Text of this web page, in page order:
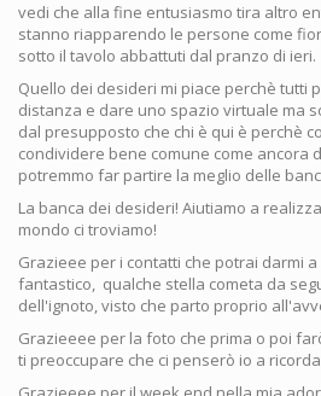
vedi che alla fine entusiasmo tira altro
stanno riapparendo le persone come
sotto il tavolo abbattuti dal pranzo di ieri.
Quello dei desideri mi piace perchè tutti
distanza e dare uno spazio virtuale ma
dal presupposto che chi è qui è perchè
condividere bene comune come ancora
potremmo far partire la meglio delle
La banca dei desideri! Aiutiamo a
mondo ci troviamo!
Grazieee per i contatti che potrai darmi
fantastico, qualche stella cometa da
dell'ignoto, visto che parto proprio
Grazieeee per la foto che prima o poi
ti preoccupare che ci penserò io a